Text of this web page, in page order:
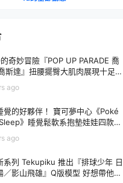
奇妙冒險『POP UP PARADE 喬
斯達』扭腰擺臀大肌肉展現十足騷
ago
覺的好夥伴！ 寶可夢中心《Poké
》睡覺鬆軟系抱墊娃娃四款登
ago
系列 Tekupiku 推出『排球少年 日
／影山飛雄』Q版模型 好想帶他出